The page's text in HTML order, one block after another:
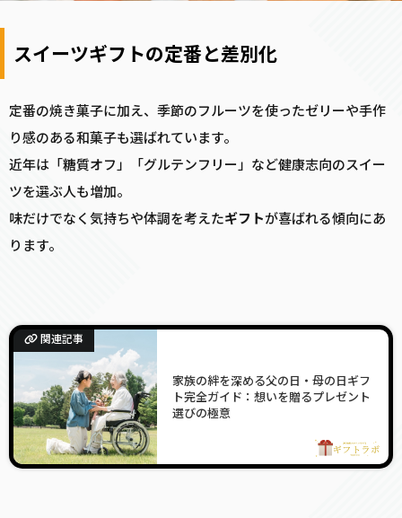
スイーツギフトの定番と差別化
定番の焼き菓子に加え、季節のフルーツを使ったゼリーや手作
り感のある和菓子も選ばれています。
近年は「糖質オフ」「グルテンフリー」など健康志向のスイー
ツを選ぶ人も増加。
味だけでなく気持ちや体調を考えたギフトが喜ばれる傾向にあ
ります。
関連記事
家族の絆を深める父の日・母の日ギフ
ト完全ガイド：想いを贈るプレゼント
選びの極意